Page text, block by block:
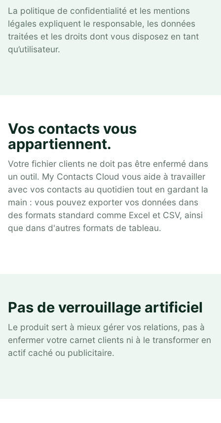
La politique de confidentialité et les mentions
légales expliquent le responsable, les données
traitées et les droits dont vous disposez en tant
qu’utilisateur.
Vos contacts vous
appartiennent.
Votre fichier clients ne doit pas être enfermé dans
un outil. My Contacts Cloud vous aide à travailler
avec vos contacts au quotidien tout en gardant la
main : vous pouvez exporter vos données dans
des formats standard comme Excel et CSV, ainsi
que dans d'autres formats de tableau.
Pas de verrouillage artificiel
Le produit sert à mieux gérer vos relations, pas à
enfermer votre carnet clients ni à le transformer en
actif caché ou publicitaire.